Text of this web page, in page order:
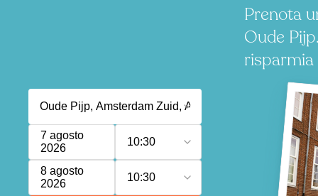
Prenota
Oude
risparmia
7 agosto
2026
10:30
8 agosto
2026
10:30